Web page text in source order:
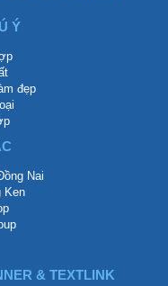
Ý
đẹp
Nai
Ken
& TEXTLINK